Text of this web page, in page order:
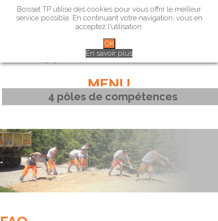
Boisset TP utilise des cookies pour vous offrir le meilleur
service possible. En continuant votre navigation, vous en
acceptez l'utilisation.
OK
En savoir plus
Marchés publics – Marchés privés – Particuliers
L’engagement pour le développement durable
MENU
4 pôles de compétences